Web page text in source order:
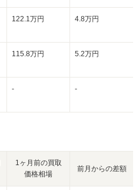
122.1万円 4.8万円
115.8万円 5.2万円
- -
1ヶ月前の買取
価格相場
前月からの差額